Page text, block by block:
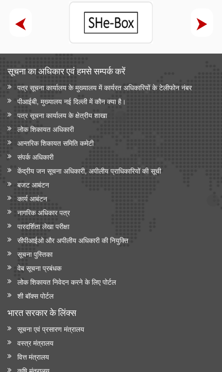
सूचना का अधिकार एवं हमसे सम्‍पर्क करें
पत्र सूचना कार्यालय के मुख्यालय में कार्यरत अधिकारियों के टेलीफोन नंबर
पीआईबी, मुख्यालय नई दिल्ली में कौन क्या है।
पत्र सूचना कार्यालय के क्षेत्रीय शाखा
लोक शिकायत अधिकारी
आन्‍तरिक शिकायत समिति कमेटी
संपर्क अधिकारी
केंद्रीय जन सूचना अधिकारी, अपीलीय प्राधिकारियों की सूची
बजट आबंटन
कार्य आबंटन
नागरिक अधिकार पत्र
पारदर्शिता लेखा परीक्षा
सीपीआईओ और अपी‍लीय अधिकारी की नियुक्ति
सूचना पुस्तिका
वेब सूचना प्रबंधक
लोक शिकायत निवेदन करने के लिए पोर्टल
शी बॉक्स पोर्टल
भारत सरकार के लिंक्‍स
सूचना एवं प्रसारण मंत्रालय
वस्त्र मंत्रालय
वित्त मंत्रालय